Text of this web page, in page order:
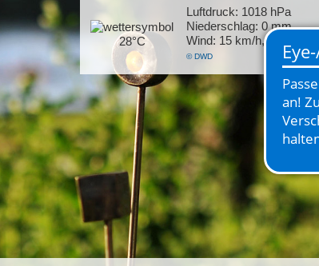
28°C
Luftdruck: 1018 hPa
Niederschlag: 0 mm
Wind: 15 km/h, WNW
© DWD